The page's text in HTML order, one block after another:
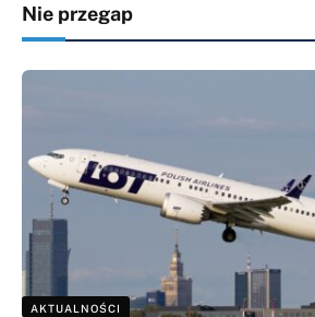
Nie przegap
AKTUALNOŚCI